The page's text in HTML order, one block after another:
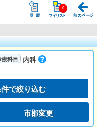
内科
で絞り込む
市郡変更